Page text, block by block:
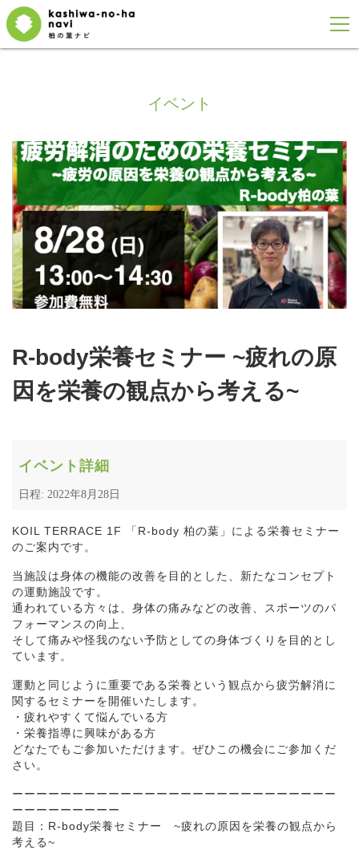
イベント
R-body栄養セミナー ~疲れの原
因を栄養の観点から考える~
イベント詳細
日程: 2022年8月28日
KOIL TERRACE 1F 「R-body 柏の葉」による栄養セミナー
のご案内です。
当施設は身体の機能の改善を目的とした、新たなコンセプト
の運動施設です。
通われている方々は、身体の痛みなどの改善、スポーツのパ
フォーマンスの向上、
そして痛みや怪我のない予防としての身体づくりを目的とし
ています。
運動と同じように重要である栄養という観点から疲労解消に
関するセミナーを開催いたします。
・疲れやすくて悩んでいる方
・栄養指導に興味がある方
どなたでもご参加いただけます。ぜひこの機会にご参加くだ
さい。
ーーーーーーーーーーーーーーーーーーーーーーーーーーー
ーーーーーーーーー
題目：R-body栄養セミナー ~疲れの原因を栄養の観点から
考える~